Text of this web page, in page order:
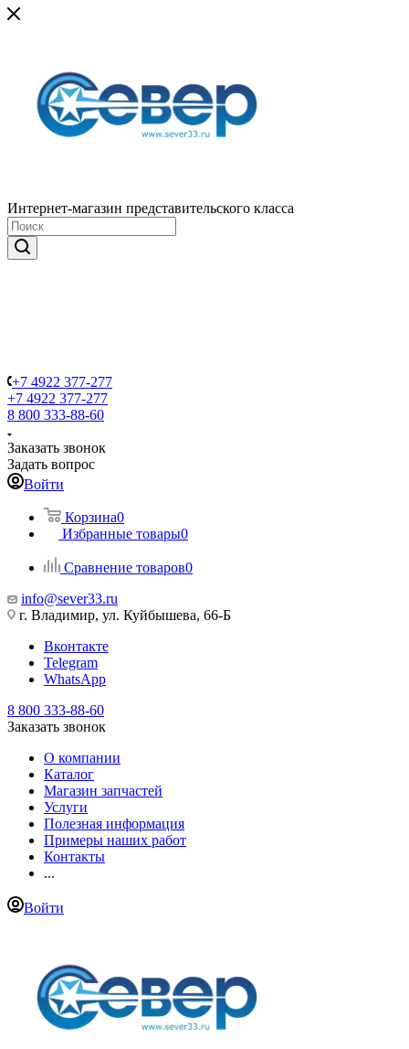
Интернет-магазин представительского класса
+7 4922 377-277
+7 4922 377-277
8 800 333-88-60
Заказать звонок
Задать вопрос
Войти
Корзина0
Избранные товары0
Сравнение товаров0
info@sever33.ru
г. Владимир, ул. Куйбышева, 66-Б
Вконтакте
Telegram
WhatsApp
8 800 333-88-60
Заказать звонок
О компании
Каталог
Магазин запчастей
Услуги
Полезная информация
Примеры наших работ
Контакты
...
Войти